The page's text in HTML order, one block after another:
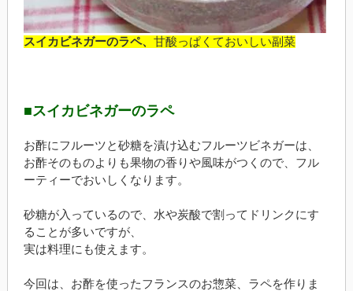
スイカビネガーのラペ、 甘酸っぱくておいしい副菜
■スイカビネガーのラペ
お酢にフルーツと砂糖を漬け込むフルーツビネガーは、
お酢そのものよりも果物の香りや風味がつくので、フル
ーティーでおいしくなります。
砂糖が入っているので、水や炭酸で割ってドリンクにす
ることが多いですが、
実は料理にも使えます。
今回は、お酢を使ったフランスのお惣菜、ラペを作りま